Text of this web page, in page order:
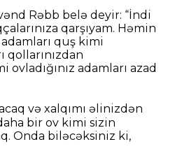
Rəbb belə deyir: “İndi
qarşıyam. Həmin
quş kimi
qollarınızdan
adamları azad
və xalqımı əlinizdən
bir ov kimi sizin
Onda biləcəksiniz ki,